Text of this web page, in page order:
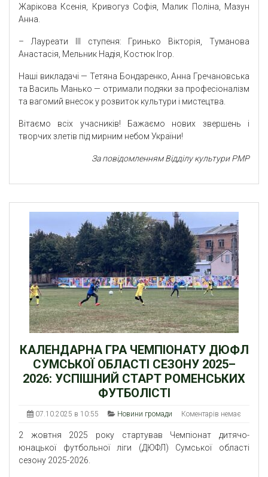
Жарікова Ксенія, Кривогуз Софія, Малик Поліна, Мазун
Анна.
– Лауреати ІІІ ступеня: Гринько Вікторія, Туманова
Анастасія, Мельник Надія, Костюк Ігор.
Наші викладачі — Тетяна Бондаренко, Анна Гречановська
та Василь Манько — отримали подяки за професіоналізм
та вагомий внесок у розвиток культури і мистецтва.
Вітаємо всіх учасників! Бажаємо нових звершень і
творчих злетів під мирним небом України!
За повідомленням Відділу культури РМР
КАЛЕНДАРНА ГРА ЧЕМПІОНАТУ ДЮФЛ
СУМСЬКОЇ ОБЛАСТІ СЕЗОНУ 2025–
2026: УСПІШНИЙ СТАРТ РОМЕНСЬКИХ
ФУТБОЛІСТІ
07.10.2025 в 10:55 Новини громади Коментарів немає
2 жовтня 2025 року стартував Чемпіонат дитячо-
юнацької футбольної ліги (ДЮФЛ) Сумської області
сезону 2025-2026.